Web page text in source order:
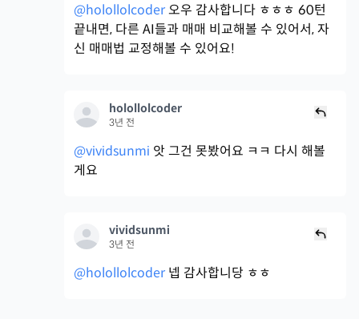
@holollolcoder오우 감사합니다 ㅎㅎㅎ 60턴
끝내면, 다른 AI들과 매매 비교해볼 수 있어서, 자
신 매매법 교정해볼 수 있어요!
holollolcoder
3년 전
@vividsunmi 앗 그건 못봤어요 ㅋㅋ 다시 해볼
게요
vividsunmi
3년 전
@holollolcoder 넵 감사합니당 ㅎㅎ